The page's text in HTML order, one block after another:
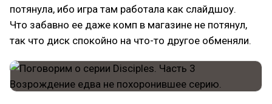
потянула, ибо игра там работала как слайдшоу.
Что забавно ее даже комп в магазине не потянул,
так что диск спокойно на что-то другое обменяли.